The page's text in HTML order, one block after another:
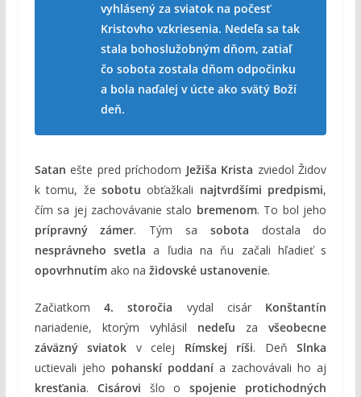
vyhlásený za sviatok na počesť
Kristovho vzkriesenia. Nedeľa sa tak
stala bohoslužobným dňom, zatiaľ
čo sobota zostala dňom odpočinku
a bola naďalej v úcte ako svätý Boží
deň.
Satan ešte pred príchodom Ježiša Krista zviedol Židov
k tomu, že sobotu obťažkali najtvrdšími predpismi,
čím sa jej zachovávanie stalo bremenom. To bol jeho
prípravný zámer. Tým sa sobota dostala do
nesprávneho svetla a ľudia na ňu začali hľadieť s
opovrhnutímako na židovské ustanovenie.
Začiatkom4. storočia vydal cisár Konštantín
nariadenie, ktorým vyhlásil nedeľu zavšeobecne
záväzný sviatok v celej Rímskej ríši. DeňSlnka
uctievali jeho pohanskí poddanía zachovávali ho aj
kresťania. Cisárovi šlo ospojenie protichodných